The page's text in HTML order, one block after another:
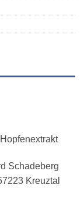
Schadeberg
Kreuztal